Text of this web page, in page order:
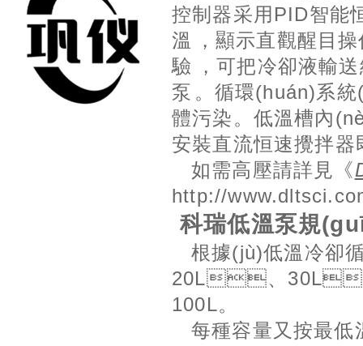
控制器采用PID智能
溫，顯示直觀醒
驗，可把冷卻液
泵。循環(huán)系
體污染。低溫槽內
安裝直流恒速攪拌器
如需高壓請詳見《
http://
科瑞低溫泵規
根據(jù)低溫冷卻
20L、
100L。
每種容量又按最低